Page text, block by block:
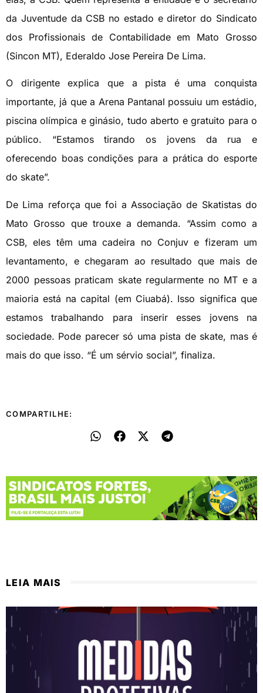
da Juventude da CSB no estado e diretor do Sindicato
dos Profissionais de Contabilidade em Mato Grosso
(Sincon MT), Ederaldo Jose Pereira De Lima.
O dirigente explica que a pista é uma conquista
importante, já que a Arena Pantanal possuiu um estádio,
piscina olímpica e ginásio, tudo aberto e gratuito para o
público. “Estamos tirando os jovens da rua e
oferecendo boas condições para a prática do esporte
do skate”.
De Lima reforça que foi a Associação de Skatistas do
Mato Grosso que trouxe a demanda. “Assim como a
CSB, eles têm uma cadeira no Conjuv e fizeram um
levantamento, e chegaram ao resultado que mais de
2000 pessoas praticam skate regularmente no MT e a
maioria está na capital (em Ciuabá). Isso significa que
estamos trabalhando para inserir esses jovens na
sociedade. Pode parecer só uma pista de skate, mas é
mais do que isso. “É um sérvio social”, finaliza.
COMPARTILHE:
LEIA MAIS